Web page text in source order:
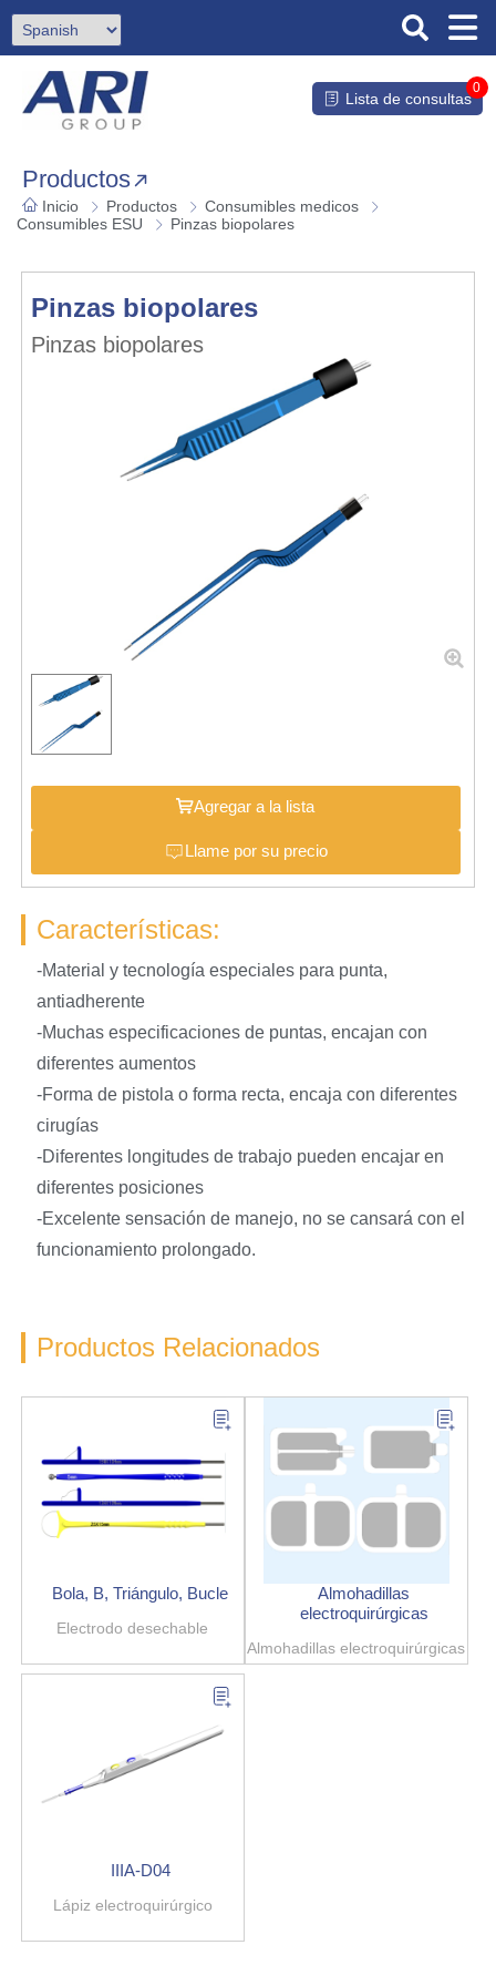
Lista de consultas
0
Productos
Inicio Productos
Consumibles medicos
Consumibles ESU
Pinzas biopolares
Pinzas biopolares
Pinzas biopolares
Agregar a la lista
Llame por su precio
Características:
-Material y tecnología especiales para punta,
antiadherente
-Muchas especificaciones de puntas, encajan con
diferentes aumentos
-Forma de pistola o forma recta, encaja con diferentes
cirugías
-Diferentes longitudes de trabajo pueden encajar en
diferentes posiciones
-Excelente sensación de manejo, no se cansará con el
funcionamiento prolongado.
Productos Relacionados
Bola, B, Triángulo, Bucle
Electrodo desechable
Almohadillas
electroquirúrgicas
Almohadillas electroquirúrgicas
IIIA-D04
Lápiz electroquirúrgico